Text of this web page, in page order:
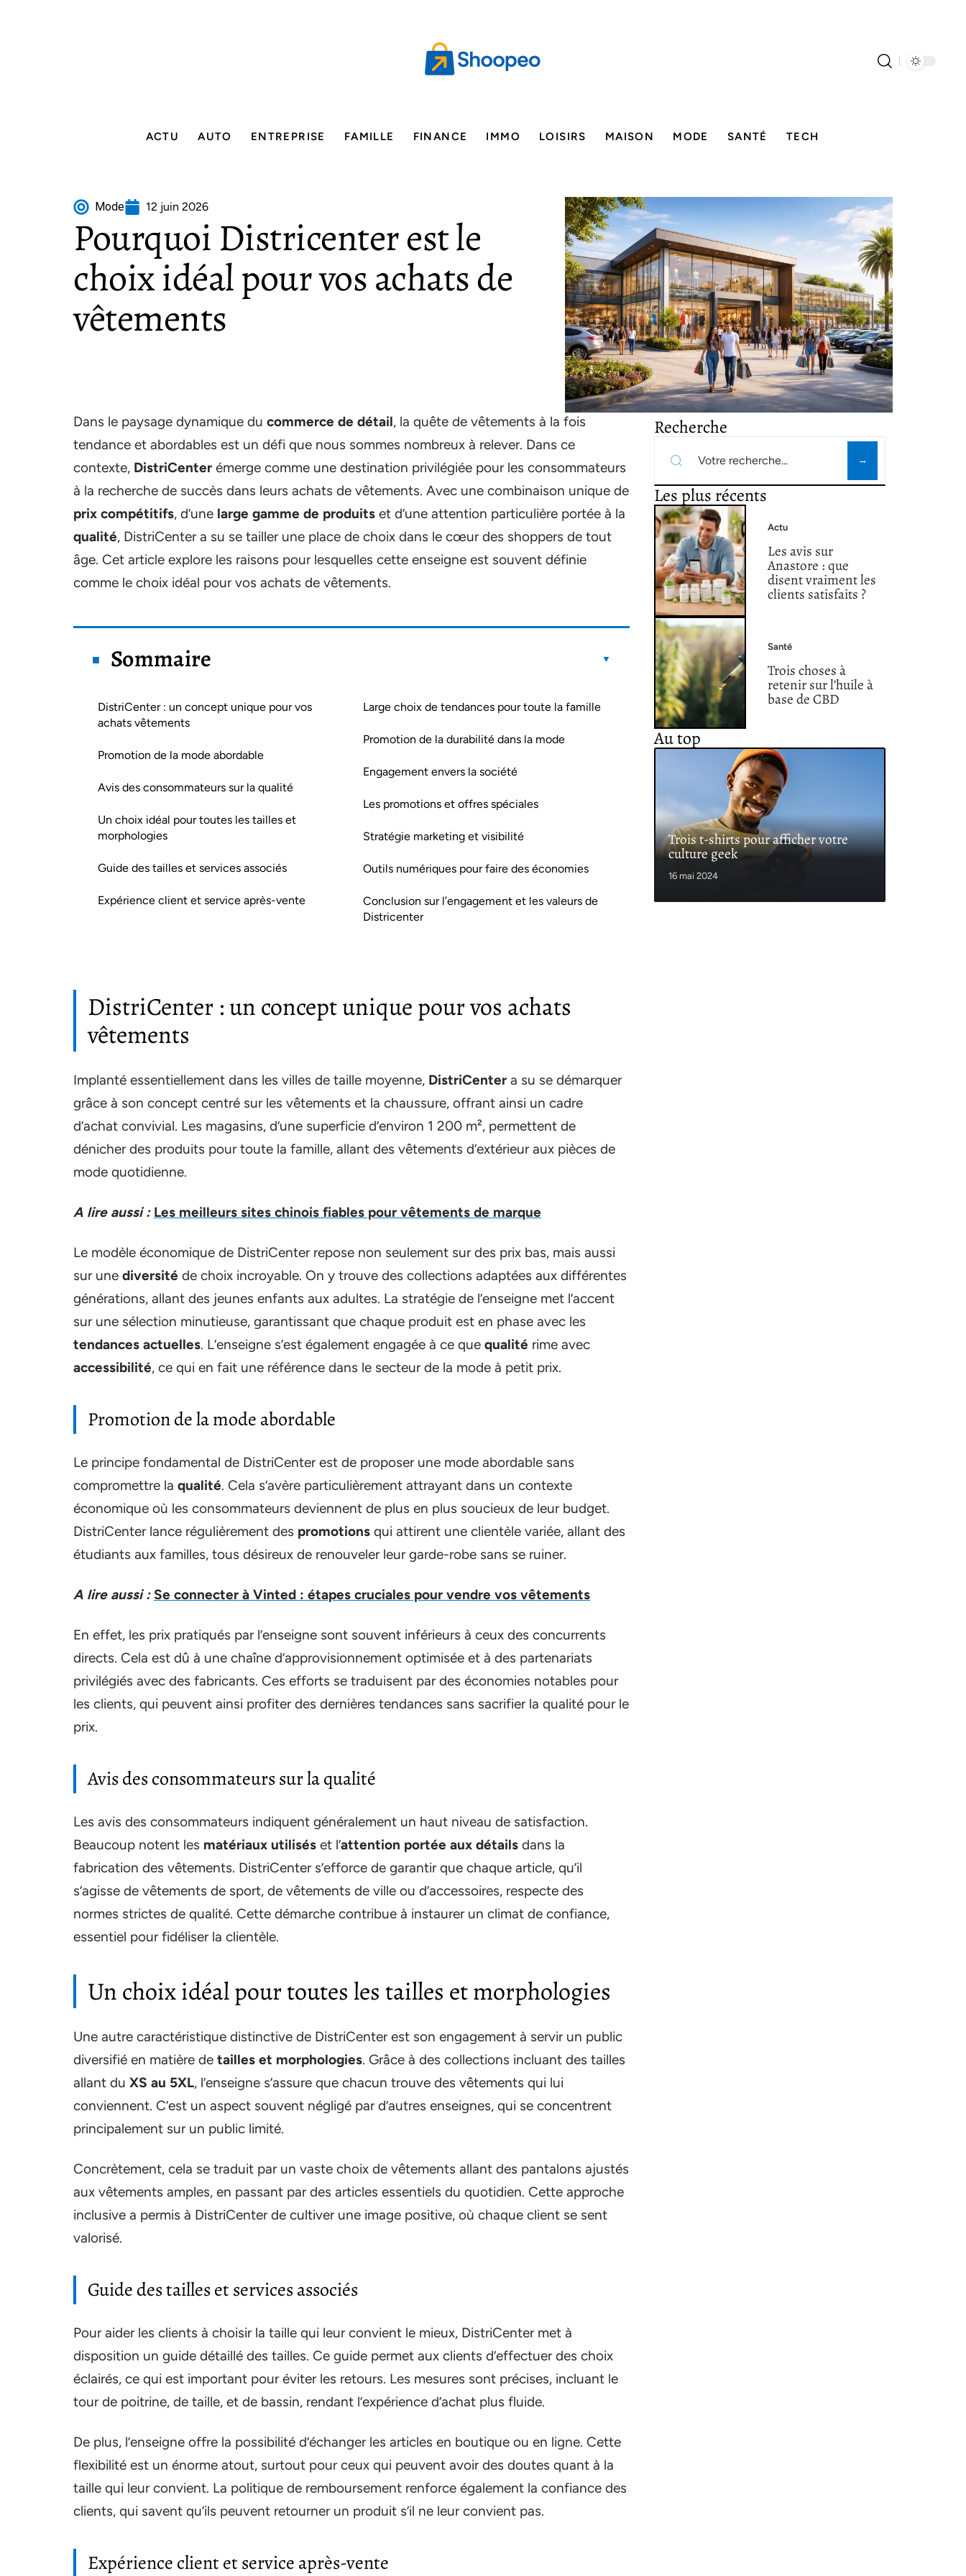
ACTU AUTO ENTREPRISE FAMILLE FINANCE IMMO LOISIRS MAISON MODE SANTÉ TECH
Mode 12 juin 2026
Pourquoi Districenter est le
choix idéal pour vos achats de
vêtements
Dans le paysage dynamique du commerce de détail, la quête de vêtements à la fois
tendance et abordables est un défi que nous sommes nombreux à relever. Dans ce
contexte, DistriCenter émerge comme une destination privilégiée pour les consommateurs
à la recherche de succès dans leurs achats de vêtements. Avec une combinaison unique de
prix compétitifs, d’une large gamme de produits et d’une attention particulière portée à la
qualité, DistriCenter a su se tailler une place de choix dans le cœur des shoppers de tout
âge. Cet article explore les raisons pour lesquelles cette enseigne est souvent définie
comme le choix idéal pour vos achats de vêtements.
Sommaire
DistriCenter : un concept unique pour vos
achats vêtements
Promotion de la mode abordable
Avis des consommateurs sur la qualité
Un choix idéal pour toutes les tailles et
morphologies
Guide des tailles et services associés
Expérience client et service après-vente
Large choix de tendances pour toute la famille
Promotion de la durabilité dans la mode
Engagement envers la société
Les promotions et offres spéciales
Stratégie marketing et visibilité
Outils numériques pour faire des économies
Conclusion sur l’engagement et les valeurs de
Districenter
DistriCenter : un concept unique pour vos achats
vêtements
Implanté essentiellement dans les villes de taille moyenne, DistriCenter a su se démarquer
grâce à son concept centré sur les vêtements et la chaussure, offrant ainsi un cadre
d’achat convivial. Les magasins, d’une superficie d’environ 1 200 m², permettent de
dénicher des produits pour toute la famille, allant des vêtements d’extérieur aux pièces de
mode quotidienne.
A lire aussi : Les meilleurs sites chinois fiables pour vêtements de marque
Le modèle économique de DistriCenter repose non seulement sur des prix bas, mais aussi
sur une diversité de choix incroyable. On y trouve des collections adaptées aux différentes
générations, allant des jeunes enfants aux adultes. La stratégie de l’enseigne met l’accent
sur une sélection minutieuse, garantissant que chaque produit est en phase avec les
tendances actuelles. L’enseigne s’est également engagée à ce que qualité rime avec
accessibilité, ce qui en fait une référence dans le secteur de la mode à petit prix.
Promotion de la mode abordable
Le principe fondamental de DistriCenter est de proposer une mode abordable sans
compromettre la qualité. Cela s’avère particulièrement attrayant dans un contexte
économique où les consommateurs deviennent de plus en plus soucieux de leur budget.
DistriCenter lance régulièrement des promotions qui attirent une clientèle variée, allant des
étudiants aux familles, tous désireux de renouveler leur garde-robe sans se ruiner.
A lire aussi : Se connecter à Vinted : étapes cruciales pour vendre vos vêtements
En effet, les prix pratiqués par l’enseigne sont souvent inférieurs à ceux des concurrents
directs. Cela est dû à une chaîne d’approvisionnement optimisée et à des partenariats
privilégiés avec des fabricants. Ces efforts se traduisent par des économies notables pour
les clients, qui peuvent ainsi profiter des dernières tendances sans sacrifier la qualité pour le
prix.
Avis des consommateurs sur la qualité
Les avis des consommateurs indiquent généralement un haut niveau de satisfaction.
Beaucoup notent les matériaux utilisés et l’attention portée aux détails dans la
fabrication des vêtements. DistriCenter s’efforce de garantir que chaque article, qu’il
s’agisse de vêtements de sport, de vêtements de ville ou d’accessoires, respecte des
normes strictes de qualité. Cette démarche contribue à instaurer un climat de confiance,
essentiel pour fidéliser la clientèle.
Un choix idéal pour toutes les tailles et morphologies
Une autre caractéristique distinctive de DistriCenter est son engagement à servir un public
diversifié en matière de tailles et morphologies. Grâce à des collections incluant des tailles
allant du XS au 5XL, l’enseigne s’assure que chacun trouve des vêtements qui lui
conviennent. C’est un aspect souvent négligé par d’autres enseignes, qui se concentrent
principalement sur un public limité.
Concrètement, cela se traduit par un vaste choix de vêtements allant des pantalons ajustés
aux vêtements amples, en passant par des articles essentiels du quotidien. Cette approche
inclusive a permis à DistriCenter de cultiver une image positive, où chaque client se sent
valorisé.
Guide des tailles et services associés
Pour aider les clients à choisir la taille qui leur convient le mieux, DistriCenter met à
disposition un guide détaillé des tailles. Ce guide permet aux clients d’effectuer des choix
éclairés, ce qui est important pour éviter les retours. Les mesures sont précises, incluant le
tour de poitrine, de taille, et de bassin, rendant l’expérience d’achat plus fluide.
De plus, l’enseigne offre la possibilité d’échanger les articles en boutique ou en ligne. Cette
flexibilité est un énorme atout, surtout pour ceux qui peuvent avoir des doutes quant à la
taille qui leur convient. La politique de remboursement renforce également la confiance des
clients, qui savent qu’ils peuvent retourner un produit s’il ne leur convient pas.
Expérience client et service après-vente
Recherche
Les plus récents
Actu
Les avis sur
Anastore : que
disent vraiment les
clients satisfaits ?
Santé
Trois choses à
retenir sur l’huile à
base de CBD
Au top
Trois t-shirts pour afficher votre
culture geek
16 mai 2024